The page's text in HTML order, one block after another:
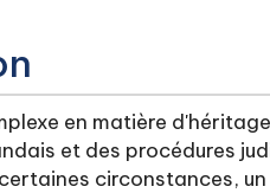
en matière
et des procédures
circonstances,